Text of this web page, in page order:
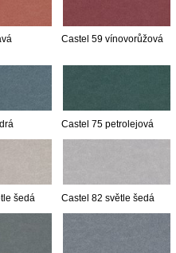
Castel 59 vínovorůžová
Castel 75 petrolejová
šedá Castel 82 světle šedá